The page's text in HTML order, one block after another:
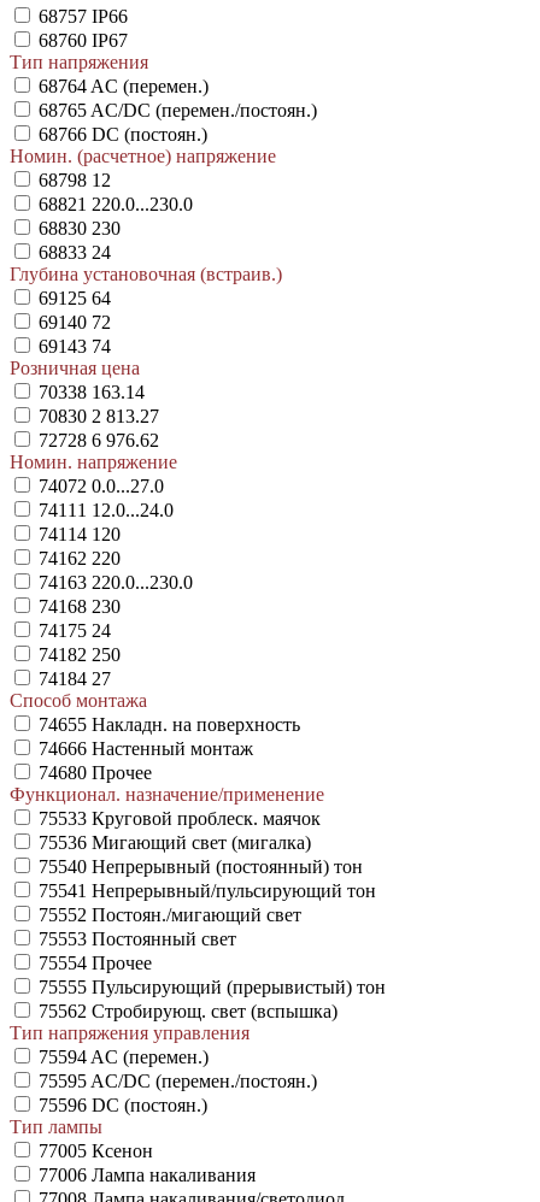
68757 IP66
68760 IP67
Тип напряжения
68764 AC (перемен.)
68765 AC/DC (перемен./постоян.)
68766 DC (постоян.)
Номин. (расчетное) напряжение
68798 12
68821 220.0...230.0
68830 230
68833 24
Глубина установочная (встраив.)
69125 64
69140 72
69143 74
Розничная цена
70338 163.14
70830 2 813.27
72728 6 976.62
Номин. напряжение
74072 0.0...27.0
74111 12.0...24.0
74114 120
74162 220
74163 220.0...230.0
74168 230
74175 24
74182 250
74184 27
Способ монтажа
74655 Накладн. на поверхность
74666 Настенный монтаж
74680 Прочее
Функционал. назначение/применение
75533 Круговой проблеск. маячок
75536 Мигающий свет (мигалка)
75540 Непрерывный (постоянный) тон
75541 Непрерывный/пульсирующий тон
75552 Постоян./мигающий свет
75553 Постоянный свет
75554 Прочее
75555 Пульсирующий (прерывистый) тон
75562 Стробирующ. свет (вспышка)
Тип напряжения управления
75594 AC (перемен.)
75595 AC/DC (перемен./постоян.)
75596 DC (постоян.)
Тип лампы
77005 Ксенон
77006 Лампа накаливания